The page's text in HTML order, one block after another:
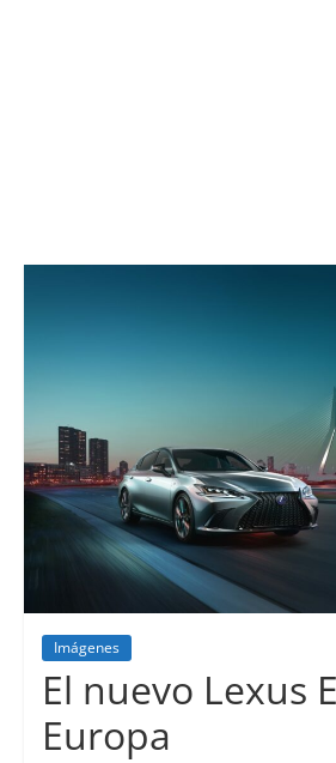
Imágenes
El nuevo Lexus
Europa